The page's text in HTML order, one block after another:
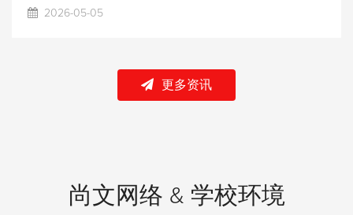
2026-05-05
更多资讯
尚文网络 & 学校环境